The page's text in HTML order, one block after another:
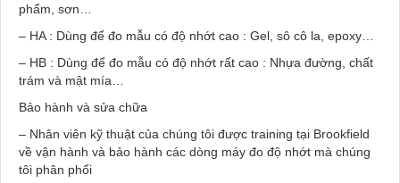
phẩm, sơn…
– HA : Dùng để đo mẫu có độ nhớt cao : Gel, sô cô la, epoxy…
– HB : Dùng để đo mẫu có độ nhớt rất cao : Nhựa đường, chất
trám và mật mía…
Bảo hành và sửa chữa
– Nhân viên kỹ thuật của chúng tôi được training tại Brookfield
về vận hành và bảo hành các dòng máy đo độ nhớt mà chúng
tôi phân phối